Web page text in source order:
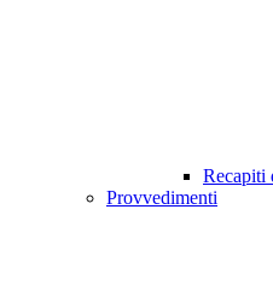
Recapiti
Provvedimenti